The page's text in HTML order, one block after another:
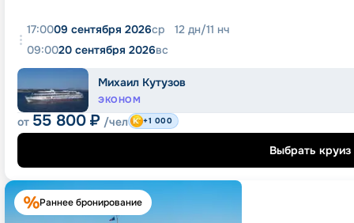
17:0009 сентября 2026ср 12 дн/11 нч
09:0020 сентября 2026вс
Михаил Кутузов
ЭКОНОМ
от 55 800 ₽ /чел +1 000
Выбрать круиз
Раннее бронирование